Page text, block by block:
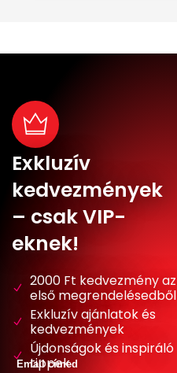
Exkluzív
kedvezmények
– csak VIP-
eknek!
2000 Ft kedvezmény az
első megrendelésedből
Exkluzív ajánlatok és
kedvezmények
Újdonságok és inspiráló
tippek
Email címed